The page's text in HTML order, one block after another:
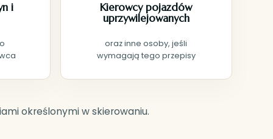
i
Kierowcy pojazdów
uprzywilejowanych
oraz inne osoby, jeśli
wymagają tego przepisy
określonymi w skierowaniu.